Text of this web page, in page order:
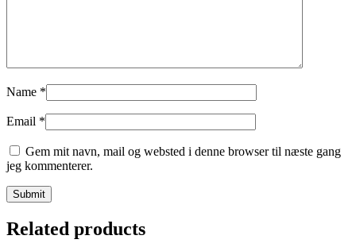
Name *
Email *
Gem mit navn, mail og websted i denne browser til næste gang
jeg kommenterer.
Related products